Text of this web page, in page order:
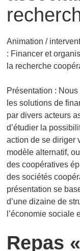
Animation /
: Financer et
la recherche
Présentation :
les solutions de
par divers acteurs
d’étudier la
action de se diriger
modèle alternatif,
des coopératives
des sociétés
présentation se
d’une dizaine de
l’économie sociale
Repas